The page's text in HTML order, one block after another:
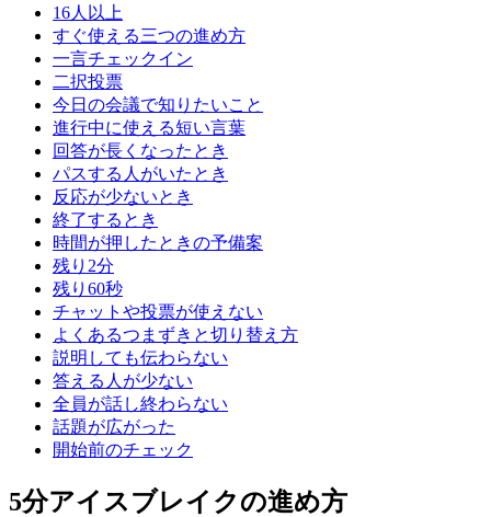
16人以上
すぐ使える三つの進め方
一言チェックイン
二択投票
今日の会議で知りたいこと
進行中に使える短い言葉
回答が長くなったとき
パスする人がいたとき
反応が少ないとき
終了するとき
時間が押したときの予備案
残り2分
残り60秒
チャットや投票が使えない
よくあるつまずきと切り替え方
説明しても伝わらない
答える人が少ない
全員が話し終わらない
話題が広がった
開始前のチェック
5分アイスブレイクの進め方